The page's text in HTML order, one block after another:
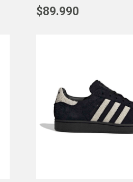
$89.990